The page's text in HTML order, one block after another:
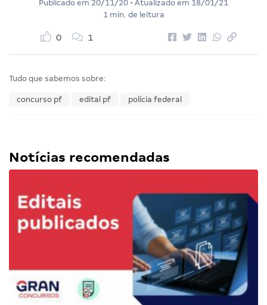
Publicado em 20/11/20 • Atualizado em 18/01/21
1 min. de leitura
0 1
Tudo que sabemos sobre:
concurso pf edital pf polícia federal
Notícias recomendadas